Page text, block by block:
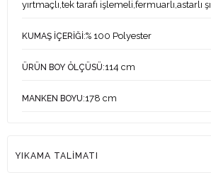
yırtmaçlı,tek tarafı işlemeli,fermuarlı,astarlı
KUMAŞ İÇERİĞİ:% 100 Polyester
ÜRÜN BOY ÖLÇÜSÜ:114 cm
MANKEN BOYU:178 cm
MANKEN ÜZERİNDEKİ ÜRÜN BEDENİ
YIKAMA TALİMATI